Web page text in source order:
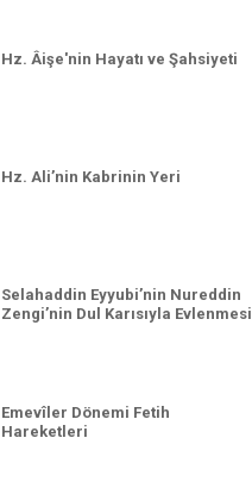
Hz. Âişe'nin Hayatı ve Şahsiyeti
Hz. Ali’nin Kabrinin Yeri
Selahaddin Eyyubi’nin Nureddin
Zengi’nin Dul Karısıyla Evlenmesi
Emevîler Dönemi Fetih
Hareketleri